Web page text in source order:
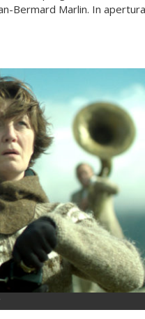
Bermard Marlin. In apertura